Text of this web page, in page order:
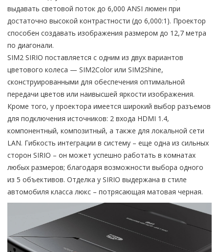
выдавать световой поток до 6,000 ANSI люмен при
достаточно высокой контрастности (до 6,000:1). Проектор
способен создавать изображения размером до 12,7 метра
по диагонали.
SIM2 SIRIO поставляется с одним из двух вариантов
цветового колеса — SIM2Color или SIM2Shine,
сконструированными для обеспечения оптимальной
передачи цветов или наивысшей яркости изображения.
Кроме того, у проектора имеется широкий выбор разъемов
для подключения источников: 2 входа HDMI 1.4,
компонентный, композитный, а также для локальной сети
LAN. Гибкость интеграции в систему – еще одна из сильных
сторон SIRIO – он может успешно работать в комнатах
любых размеров; благодаря возможности выбора одного
из 5 объективов. Отделка у SIRIO выдержана в стиле
автомобиля класса люкс – потрясающая матовая черная.